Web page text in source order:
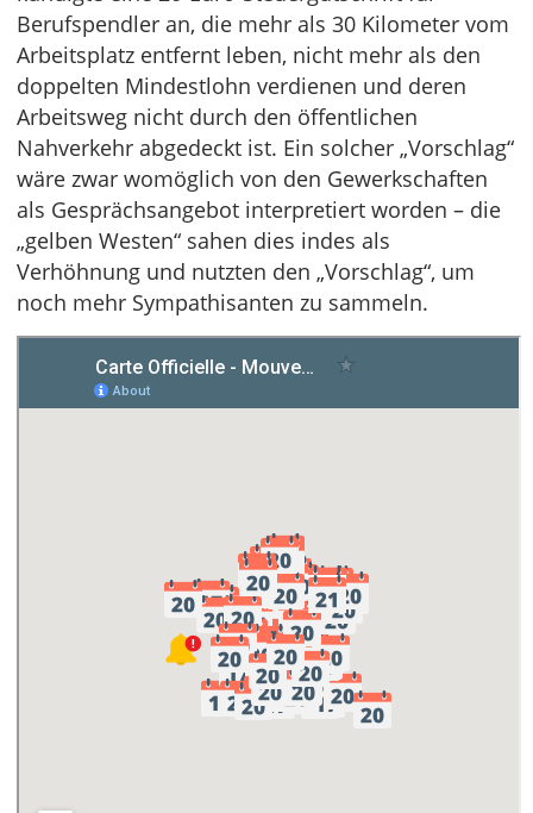
Berufspendler an, die mehr als 30 Kilometer vom
Arbeitsplatz entfernt leben, nicht mehr als den
doppelten Mindestlohn verdienen und deren
Arbeitsweg nicht durch den öffentlichen
Nahverkehr abgedeckt ist. Ein solcher „Vorschlag“
wäre zwar womöglich von den Gewerkschaften
als Gesprächsangebot interpretiert worden – die
„gelben Westen“ sahen dies indes als
Verhöhnung und nutzten den „Vorschlag“, um
noch mehr Sympathisanten zu sammeln.